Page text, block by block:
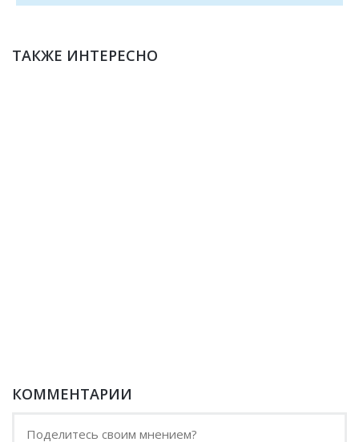
ТАКЖЕ ИНТЕРЕСНО
КОММЕНТАРИИ